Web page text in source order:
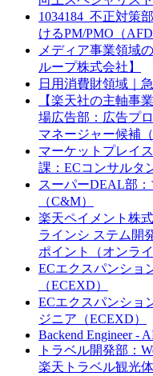
1034184_不正対策
けるPM/PMO（AFD
メディア事業領域
ループ株式会社】
日用消費財領域｜
【楽天社の主軸
場広告部：広告プ
マネージャー候補（
マーケットプレイ
課：ECコンサルタ
スーパーDEAL部
（C&M）
楽天ペイメント株
ラインシ ステム開
ポイント（オンライ
ECエクスパンショ
（ECEXD）
ECエクスパンショ
ジニア（ECEXD）
Backend Engineer -
トラベル開発部：
楽天トラベル観光